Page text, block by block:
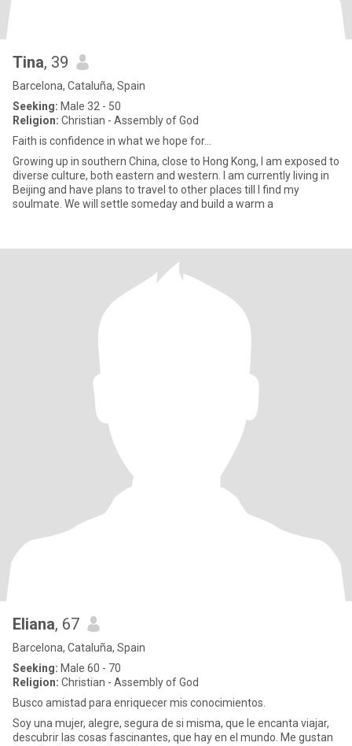
Tina, 39
Barcelona, Cataluña, Spain
Seeking: Male 32 - 50
Religion: Christian - Assembly of God
Faith is confidence in what we hope for...
Growing up in southern China, close to Hong Kong, I am exposed to
diverse culture, both eastern and western. I am currently living in
Beijing and have plans to travel to other places till I find my
soulmate. We will settle someday and build a warm a
Eliana, 67
Barcelona, Cataluña, Spain
Seeking: Male 60 - 70
Religion: Christian - Assembly of God
Busco amistad para enriquecer mis conocimientos.
Soy una mujer, alegre, segura de si misma, que le encanta viajar,
descubrir las cosas fascinantes, que hay en el mundo. Me gustan